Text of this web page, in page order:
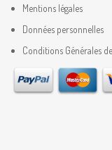
Mentions légales
Données personnelles
Conditions Générales